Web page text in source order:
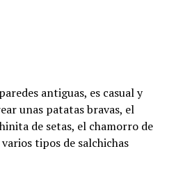
antiguas, es casual y
unas patatas bravas, el
de setas, el chamorro de
tipos de salchichas